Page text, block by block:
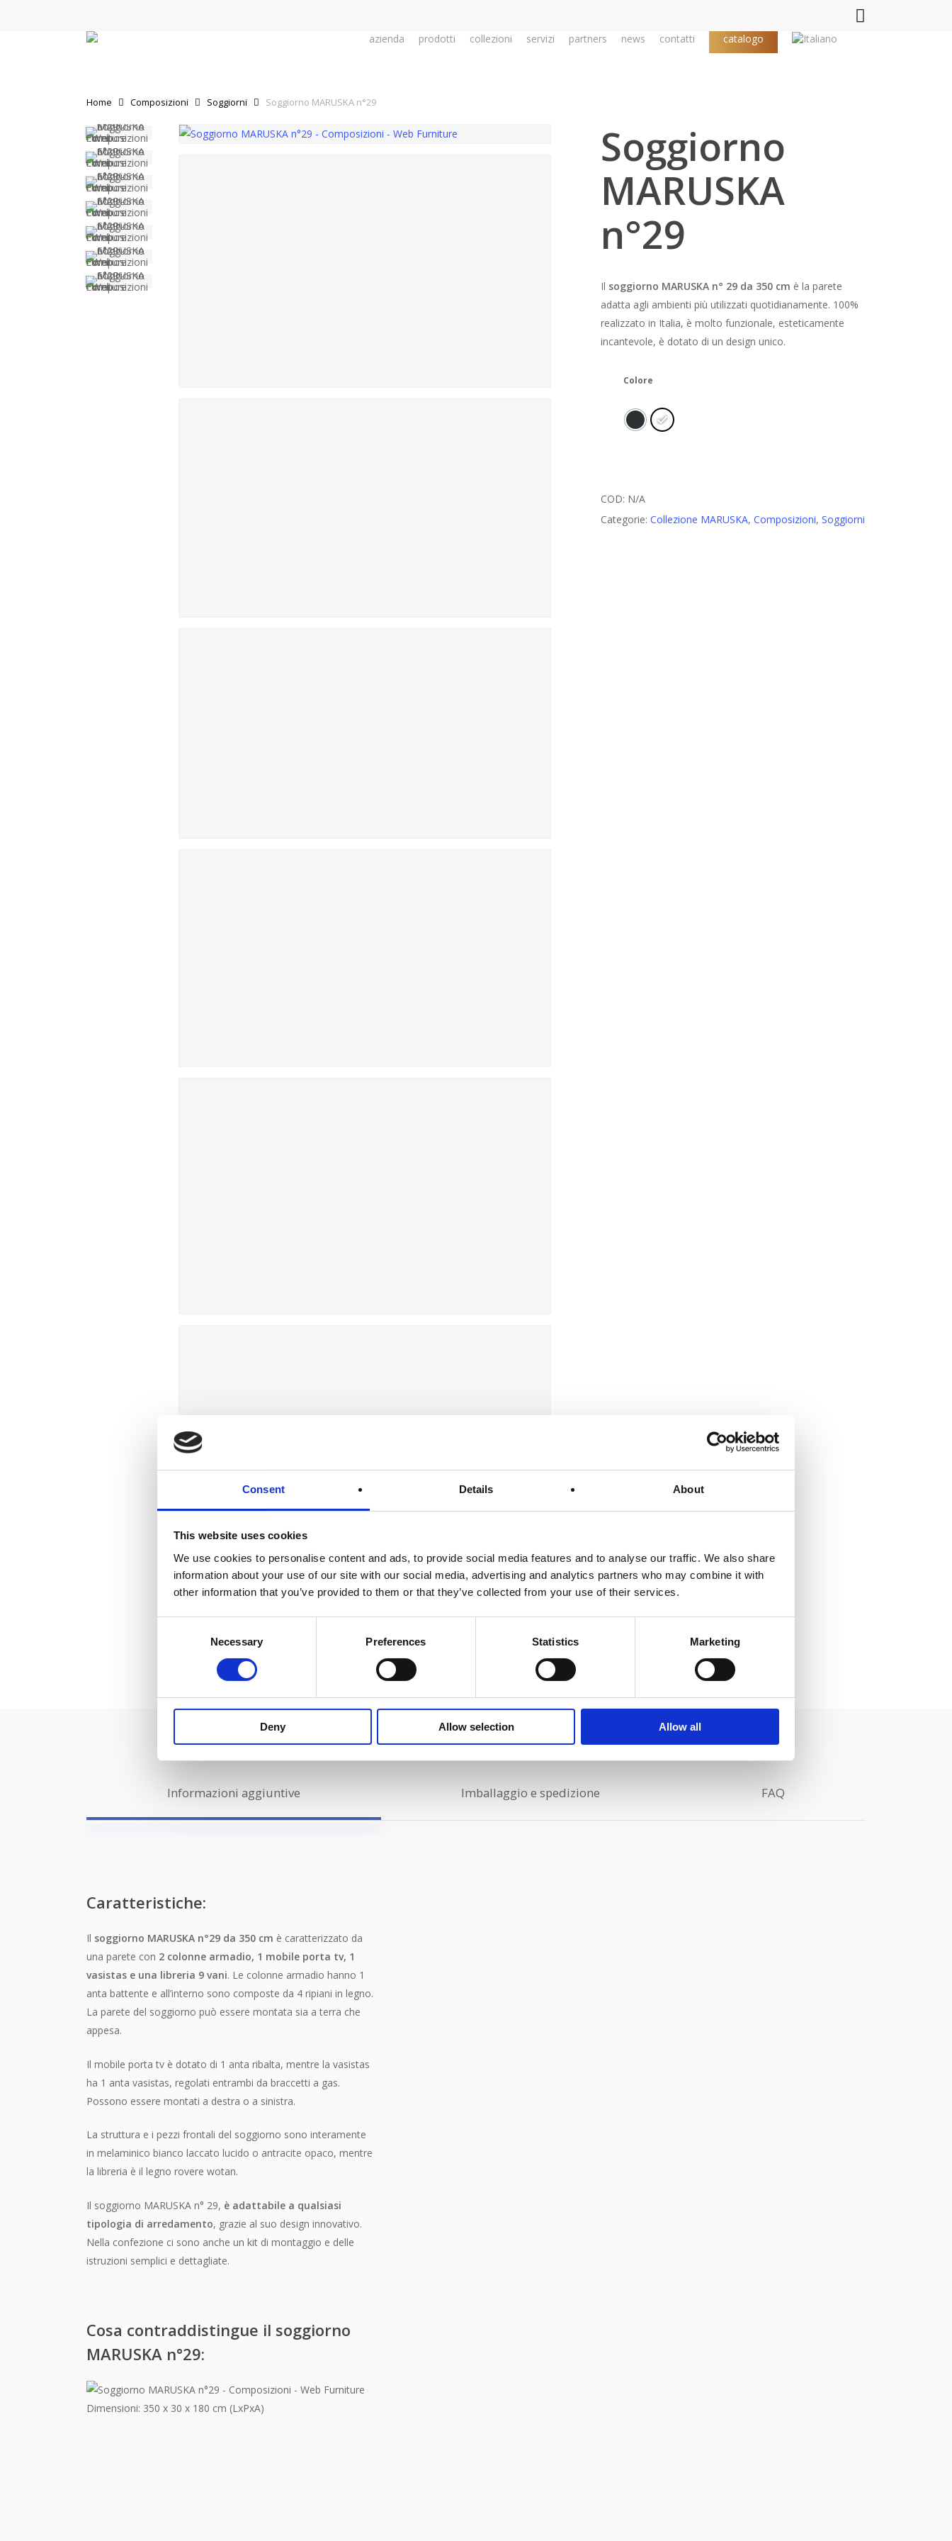
Consent Details About
This website uses cookies
We use cookies to personalise content and ads, to provide social media features and to analyse our traffic. We also share
information about your use of our site with our social media, advertising and analytics partners who may combine it with
other information that you’ve provided to them or that they’ve collected from your use of their services.
Necessary Preferences Statistics Marketing
Deny Allow selection Allow all
azienda prodotti collezioni servizi partners news contatti catalogo
Home Composizioni Soggiorni Soggiorno MARUSKA n°29
Soggiorno
MARUSKA
n°29
Il soggiorno MARUSKA n° 29 da 350 cm è la parete
adatta agli ambienti più utilizzati quotidianamente. 100%
realizzato in Italia, è molto funzionale, esteticamente
incantevole, è dotato di un design unico.
Colore
COD: N/A
Categorie: Collezione MARUSKA, Composizioni, Soggiorni
Informazioni aggiuntive Imballaggio e spedizione FAQ
Caratteristiche:
Il soggiorno MARUSKA n°29 da 350 cm è caratterizzato da
una parete con 2 colonne armadio, 1 mobile porta tv, 1
vasistas e una libreria 9 vani. Le colonne armadio hanno 1
anta battente e all’interno sono composte da 4 ripiani in legno.
La parete del soggiorno può essere montata sia a terra che
appesa.
Il mobile porta tv è dotato di 1 anta ribalta, mentre la vasistas
ha 1 anta vasistas, regolati entrambi da braccetti a gas.
Possono essere montati a destra o a sinistra.
La struttura e i pezzi frontali del soggiorno sono interamente
in melaminico bianco laccato lucido o antracite opaco, mentre
la libreria è il legno rovere wotan.
Il soggiorno MARUSKA n° 29, è adattabile a qualsiasi
tipologia di arredamento, grazie al suo design innovativo.
Nella confezione ci sono anche un kit di montaggio e delle
istruzioni semplici e dettagliate.
Cosa contraddistingue il soggiorno
MARUSKA n°29:
Dimensioni: 350 x 30 x 180 cm (LxPxA)